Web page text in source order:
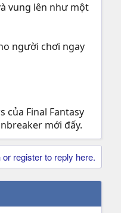
vung lên như một
người chơi ngay
của Final Fantasy
mới đấy.
register to reply here.